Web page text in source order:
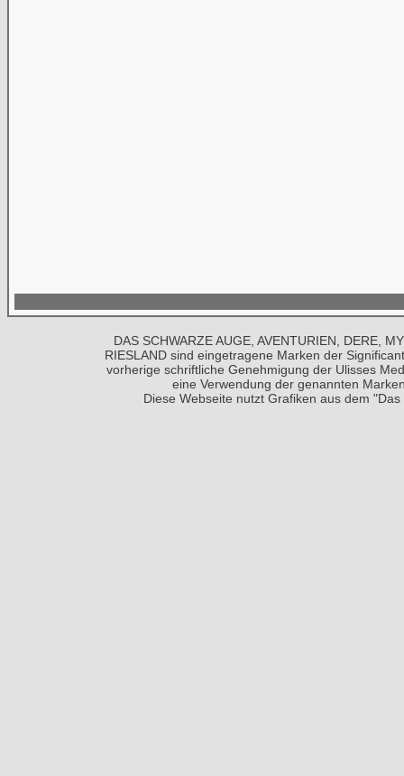
DAS SCHWARZE AUGE, AVENTURIEN, DERE,
RIESLAND sind eingetragene Marken der
vorherige schriftliche Genehmigung der Ulisses
eine Verwendung der genannten
Diese Webseite nutzt Grafiken aus dem